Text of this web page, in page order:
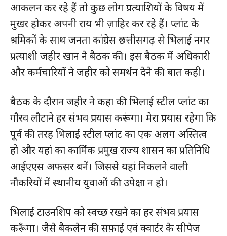
आकलन कर रहे हैं तो कुछ लोग प्रत्याशियों के विषय में
मुखर होकर अपनी राय भी ज़ाहिर कर रहे हैं। प्लांट के
श्रमिकों के साथ जनता कांग्रेस छत्तीसगढ़ से भिलाई नगर
प्रत्याशी जहीर खान ने बैठक की। इस बैठक में अधिकारी
और कर्मचारियों ने जहीर को समर्थन देने की बात कही।
बैठक के दौरान जहीर ने कहा की भिलाई स्टील प्लांट का
गौरव लौटाने हर संभव प्रयास करूंगा। मेरा प्रयास रहेगा कि
पूर्व की तरह भिलाई स्टील प्लांट का एक अलग अस्तित्व
हो और यहां का कार्मिक प्रमुख राज्य शासन का प्रतिनिधि
आईएएस अफसर बनें। जिससे यहां निकलने वाली
नौकरियों में स्थानीय युवाओं की उपेक्षा न हो।
भिलाई टाउनशिप को स्वच्छ रखने का हर संभव प्रयास
करूँगा। जैसे बैकलेन की सफ़ाई एवं क्वार्टर के सीपेज